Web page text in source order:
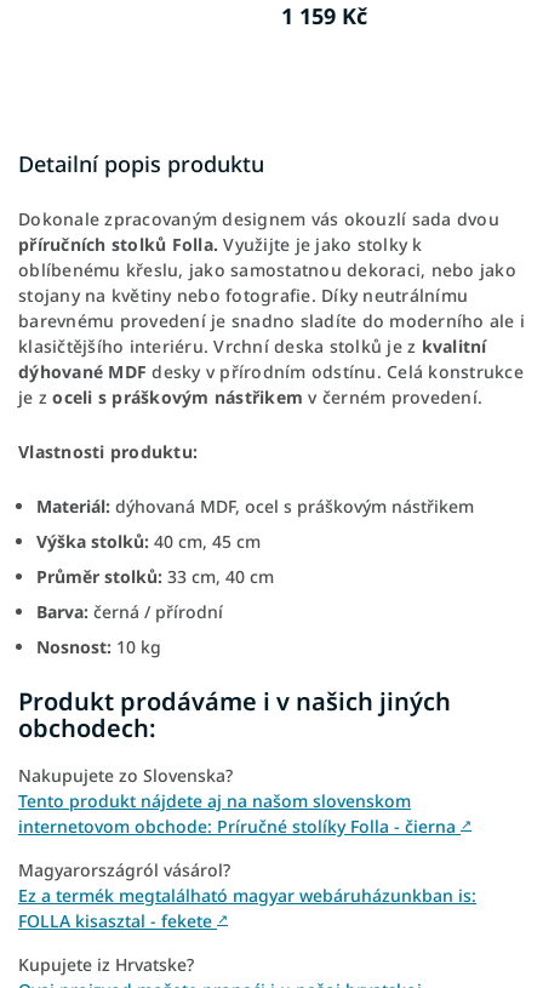
1 159 Kč
Detailní popis produktu
Dokonale zpracovaným designem vás okouzlí sada dvou
příručních stolků Folla. Využijte je jako stolky k
oblíbenému křeslu, jako samostatnou dekoraci, nebo jako
stojany na květiny nebo fotografie. Díky neutrálnímu
barevnému provedení je snadno sladíte do moderního ale i
klasičtějšího interiéru. Vrchní deska stolků je z kvalitní
dýhované MDF desky v přírodním odstínu. Celá konstrukce
je zoceli s práškovým nástřikem v černém provedení.
Vlastnosti produktu:
Materiál: dýhovaná MDF, ocel s práškovým nástřikem
Výška stolků: 40 cm, 45 cm
Průměr stolků: 33 cm, 40 cm
Barva: černá / přírodní
Nosnost: 10 kg
Produkt prodáváme i v našich jiných
obchodech:
Nakupujete zo Slovenska?
Tento produkt nájdete aj na našom slovenskom
internetovom obchode: Príručné stolíky Folla - čierna ↗
Magyarországról vásárol?
Ez a termék megtalálható magyar webáruházunkban is:
FOLLA kisasztal - fekete ↗
Kupujete iz Hrvatske?